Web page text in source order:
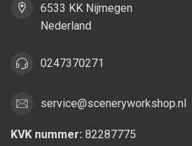
6533 KK Nijmegen
Nederland
0247370271
service@sceneryworkshop.nl
KVK nummer: 82287775